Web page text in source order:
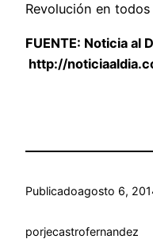
Revolución en
FUENTE: Noticia al
http://
Publicadoagosto 6,
porjecastrofernandez